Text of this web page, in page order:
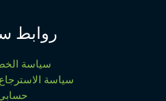
روابط
سياسة
سياسة